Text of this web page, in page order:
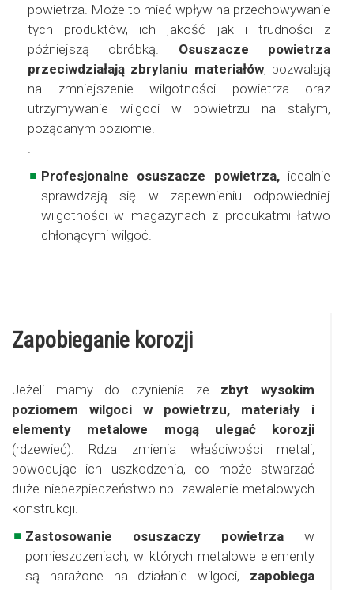
powietrza. Może to mieć wpływ na przechowywanie
tych produktów, ich jakość jak i trudności z
późniejszą obróbką. Osuszacze powietrza
przeciwdziałają zbrylaniu materiałów, pozwalają
na zmniejszenie wilgotności powietrza oraz
utrzymywanie wilgoci w powietrzu na stałym,
pożądanym poziomie.
Profesjonalne osuszacze powietrza, idealnie
sprawdzają się w zapewnieniu odpowiedniej
wilgotności w magazynach z produkatmi łatwo
chłonącymi wilgoć.
Zapobieganie korozji
Jeżeli mamy do czynienia ze zbyt wysokim
poziomem wilgoci w powietrzu, materiały i
elementy metalowe mogą ulegać korozji
(rdzewieć). Rdza zmienia właściwości metali,
powodując ich uszkodzenia, co może stwarzać
duże niebezpieczeństwo np. zawalenie metalowych
konstrukcji.
Zastosowanie osuszaczy powietrza w
pomieszczeniach, w których metalowe elementy
są narażone na działanie wilgoci, zapobiega